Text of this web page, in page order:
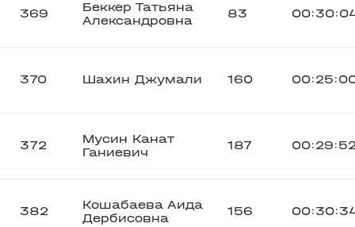
369
Беккер Татьяна
Александровна
83
370 Шахин Джумали 160
372
Мусин Канат
Ганиевич
187
382
Кошабаева Аида
Дербисовна
156